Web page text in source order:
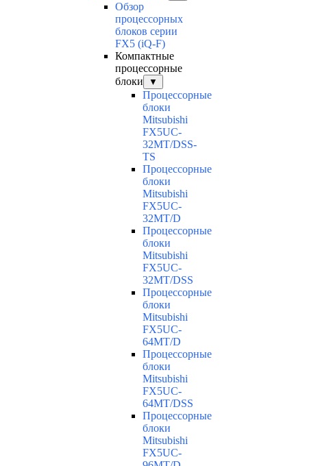
Обзор
процессорных
блоков серии
FX5 (iQ-F)
Компактные
процессорные
блоки
▼
Процессорные
блоки
Mitsubishi
FX5UC-
32MT/DSS-
TS
Процессорные
блоки
Mitsubishi
FX5UC-
32MT/D
Процессорные
блоки
Mitsubishi
FX5UC-
32MT/DSS
Процессорные
блоки
Mitsubishi
FX5UC-
64MT/D
Процессорные
блоки
Mitsubishi
FX5UC-
64MT/DSS
Процессорные
блоки
Mitsubishi
FX5UC-